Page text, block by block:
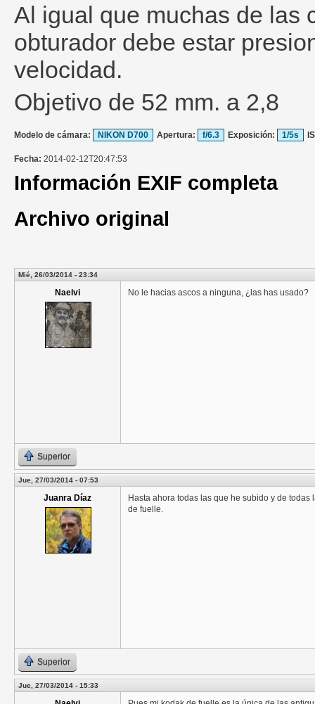
Al igual que muchas de las
obturador debe estar
velocidad.
Objetivo de 52 mm. a 2,8
Modelo de cámara: NIKON D700 Apertura: f/6.3 Exposición: 1/5s
Fecha: 2014-02-12T20:47:53
Información EXIF completa
Archivo original
Mié, 26/03/2014 - 23:34
Naelvi No le hacias ascos a ninguna, ¿las has usado?
Superior
Jue, 27/03/2014 - 07:53
Juanra Díaz
Hasta ahora todas las que he subido y de
de fuelle.
Superior
Jue, 27/03/2014 - 15:33